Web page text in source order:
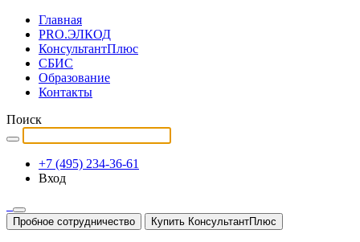
Главная
PRO.ЭЛКОД
КонсультантПлюс
СБИС
Образование
Контакты
Поиск
+7 (495) 234-36-61
Вход
Пробное сотрудничество Купить КонсультантПлюс